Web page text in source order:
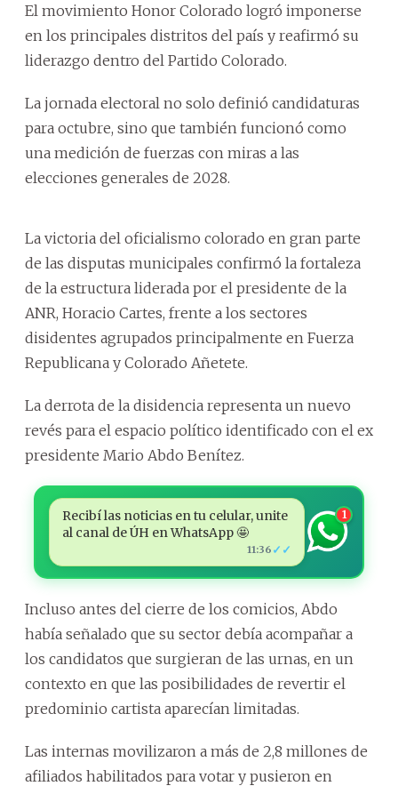
El movimiento Honor Colorado logró imponerse
en los principales distritos del país y reafirmó su
liderazgo dentro del Partido Colorado.
La jornada electoral no solo definió candidaturas
para octubre, sino que también funcionó como
una medición de fuerzas con miras a las
elecciones generales de 2028.
La victoria del oficialismo colorado en gran parte
de las disputas municipales confirmó la fortaleza
de la estructura liderada por el presidente de la
ANR, Horacio Cartes, frente a los sectores
disidentes agrupados principalmente en Fuerza
Republicana y Colorado Añetete.
La derrota de la disidencia representa un nuevo
revés para el espacio político identificado con el ex
presidente Mario Abdo Benítez.
Recibí las noticias en tu celular, unite
al canal de ÚH en WhatsApp 🤩
11:36 ✓✓
1
Incluso antes del cierre de los comicios, Abdo
había señalado que su sector debía acompañar a
los candidatos que surgieran de las urnas, en un
contexto en que las posibilidades de revertir el
predominio cartista aparecían limitadas.
Las internas movilizaron a más de 2,8 millones de
afiliados habilitados para votar y pusieron en